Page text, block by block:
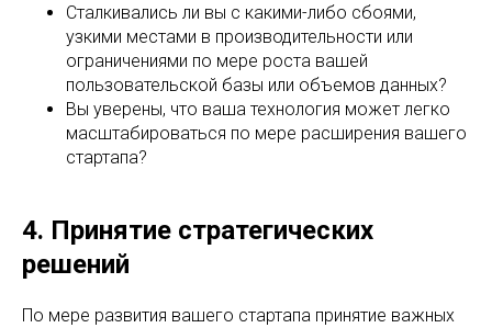
Сталкивались ли вы с какими-либо сбоями,
узкими местами в производительности или
ограничениями по мере роста вашей
пользовательской базы или объемов данных?
Вы уверены, что ваша технология может легко
масштабироваться по мере расширения вашего
стартапа?
4. Принятие стратегических
решений
По мере развития вашего стартапа принятие важных